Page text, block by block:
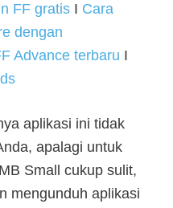
FF gratis I Cara
dengan
Advance terbaru I
aplikasi ini tidak
apalagi untuk
Small cukup sulit,
mengunduh aplikasi